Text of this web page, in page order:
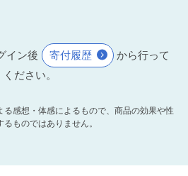
イン後 寄付履歴
から行って
ください。
感想・体感によるもので、商品の効果や性
るものではありません。